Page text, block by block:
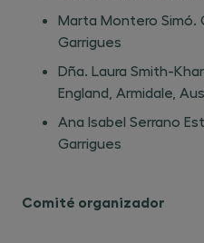
Marta Montero Simó.
Garrigues
Dña. Laura Smith-
England, Armidale,
Ana Isabel Serrano
Garrigues
Comité organizador